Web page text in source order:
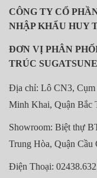
CÔNG TY CỔ
NHẬP KHẨU HUY
ĐƠN VỊ PHÂN
TRÚC
Địa chỉ: Lô CN3,
Minh Khai, Quận Bắc
Showroom: Biệt thự
Trung Hòa, Quận Cầu
Điện Thoại: